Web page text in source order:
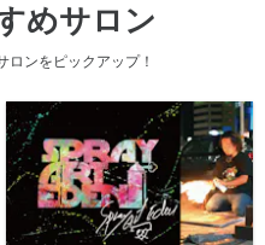
めサロン
ロンをピックアップ！